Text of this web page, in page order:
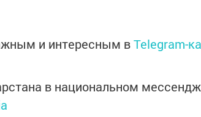
и интересным вTelegram-
в национальном